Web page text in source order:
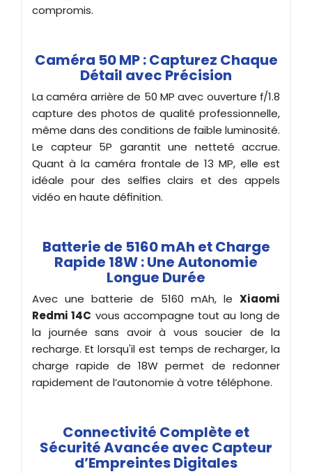
compromis.
Caméra 50 MP : Capturez Chaque
Détail avec Précision
La caméra arrière de 50 MP avec ouverture f/1.8
capture des photos de qualité professionnelle,
même dans des conditions de faible luminosité.
Le capteur 5P garantit une netteté accrue.
Quant à la caméra frontale de 13 MP, elle est
idéale pour des selfies clairs et des appels
vidéo en haute définition.
Batterie de 5160 mAh et Charge
Rapide 18W : Une Autonomie
Longue Durée
Avec une batterie de 5160 mAh, le Xiaomi
Redmi 14C vous accompagne tout au long de
la journée sans avoir à vous soucier de la
recharge. Et lorsqu'il est temps de recharger, la
charge rapide de 18W permet de redonner
rapidement de l’autonomie à votre téléphone.
Connectivité Complète et
Sécurité Avancée avec Capteur
d’Empreintes Digitales